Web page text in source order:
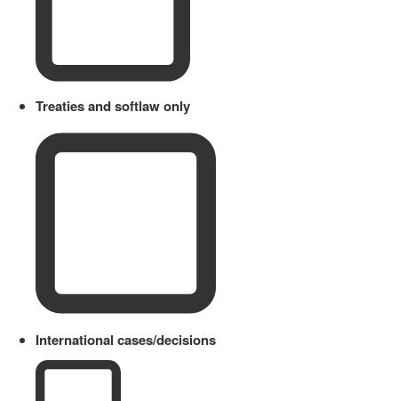
Treaties and softlaw only
International cases/decisions